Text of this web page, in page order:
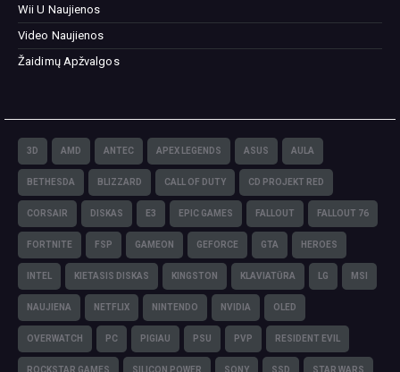
Wii U Naujienos
Video Naujienos
Žaidimų Apžvalgos
3D AMD ANTEC APEX LEGENDS ASUS AULA
BETHESDA BLIZZARD CALL OF DUTY CD PROJEKT RED
CORSAIR DISKAS E3 EPIC GAMES FALLOUT FALLOUT 76
FORTNITE FSP GAMEON GEFORCE GTA HEROES
INTEL KIETASIS DISKAS KINGSTON KLAVIATŪRA LG MSI
NAUJIENA NETFLIX NINTENDO NVIDIA OLED
OVERWATCH PC PIGIAU PSU PVP RESIDENT EVIL
ROCKSTAR GAMES SILICON POWER SONY SSD STAR WARS